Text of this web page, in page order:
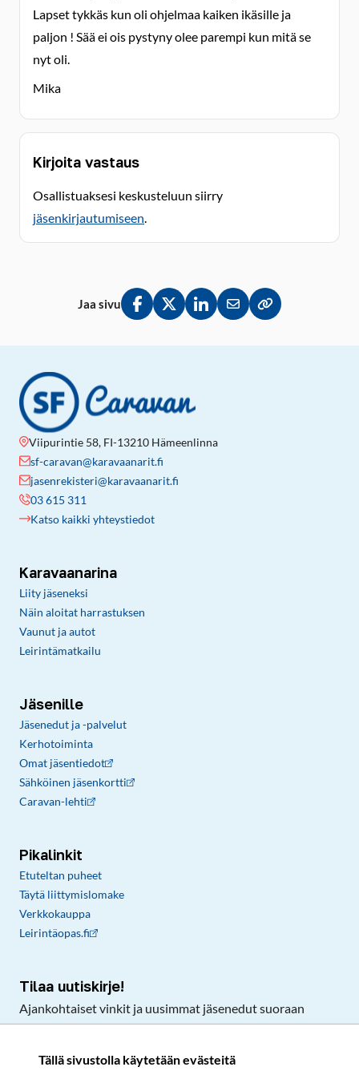
Tällä sivustolla käytetään evästeitä
Lapset tykkäs kun oli ohjelmaa kaiken ikäsille ja
paljon ! Sää ei ois pystyny olee parempi kun mitä se
nyt oli.
Mika
Kirjoita vastaus
Osallistuaksesi keskusteluun siirry
jäsenkirjautumiseen.
Jaa sivu
Jaa Facebookissa
Jaa Twitterissä
Jaa LinkedInissä
Jaa sähköpostitse
Kopioi linkki
Viipurintie 58, FI-13210 Hämeenlinna
sf-caravan@karavaanarit.fi
jasenrekisteri@karavaanarit.fi
03 615 311
Katso kaikki yhteystiedot
Karavaanarina
Liity jäseneksi
Näin aloitat harrastuksen
Vaunut ja autot
Leirintämatkailu
Jäsenille
Jäsenedut ja -palvelut
Kerhotoiminta
Omat jäsentiedot
Sähköinen jäsenkortti
Caravan-lehti
Pikalinkit
Etuteltan puheet
Täytä liittymislomake
Verkkokauppa
Leirintäopas.fi
Tilaa uutiskirje!
Ajankohtaiset vinkit ja uusimmat jäsenedut suoraan